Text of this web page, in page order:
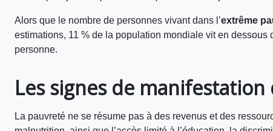
Alors que le nombre de personnes vivant dans l’extrême
estimations, 11 % de la population mondiale vit en
personne.
Les signes de
La pauvreté ne se résume pas à des revenus et des